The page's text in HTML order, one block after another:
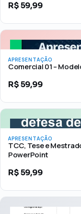
R$59,99
APRESENTAÇÃO
Comercial 01 –
R$59,99
APRESENTAÇÃO
TCC, Tese e
PowerPoint
R$59,99